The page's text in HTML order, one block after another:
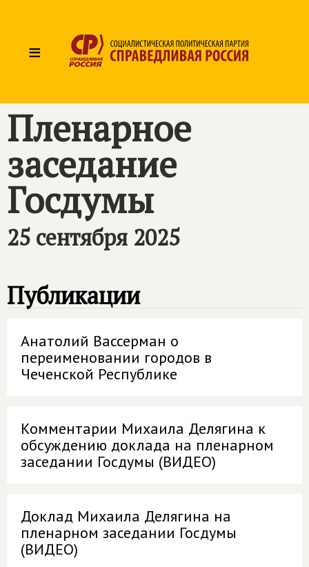
≡
Пленарное
заседание
Госдумы
25 сентября 2025
Публикации
Анатолий Вассерман о
переименовании городов в
Чеченской Республике
Комментарии Михаила Делягина к
обсуждению доклада на пленарном
заседании Госдумы (ВИДЕО)
Доклад Михаила Делягина на
пленарном заседании Госдумы
(ВИДЕО)